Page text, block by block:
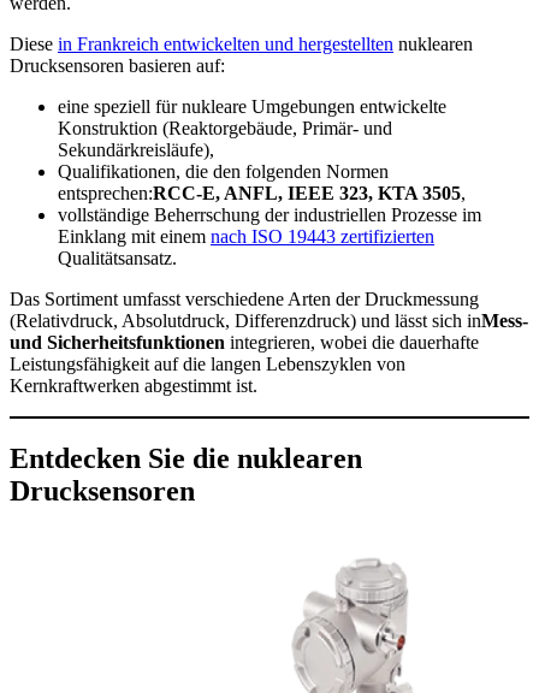
Diese in Frankreich entwickelten und hergestellten nuklearen
Drucksensoren basieren auf:
eine speziell für nukleare Umgebungen entwickelte
Konstruktion (Reaktorgebäude, Primär- und
Sekundärkreisläufe),
Qualifikationen, die den folgenden Normen
entsprechen:RCC-E, ANFL, IEEE 323, KTA 3505,
vollständige Beherrschung der industriellen Prozesse im
Einklang mit einem nach ISO 19443 zertifizierten
Qualitätsansatz.
Das Sortiment umfasst verschiedene Arten der Druckmessung
(Relativdruck, Absolutdruck, Differenzdruck) und lässt sich inMess-
und Sicherheitsfunktionen integrieren, wobei die dauerhafte
Leistungsfähigkeit auf die langen Lebenszyklen von
Kernkraftwerken abgestimmt ist.
Entdecken Sie die nuklearen
Drucksensoren